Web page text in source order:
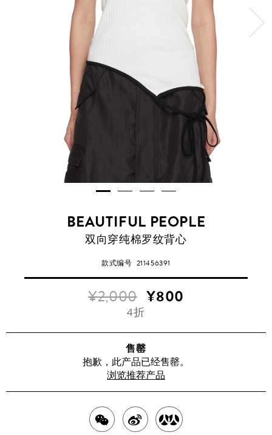
BEAUTIFUL PEOPLE
双向穿纯棉罗纹背心
款式编号 211456391
¥2,000 ¥800
4折
售罄
抱歉，此产品已经售罄。
浏览推荐产品
分
分
分